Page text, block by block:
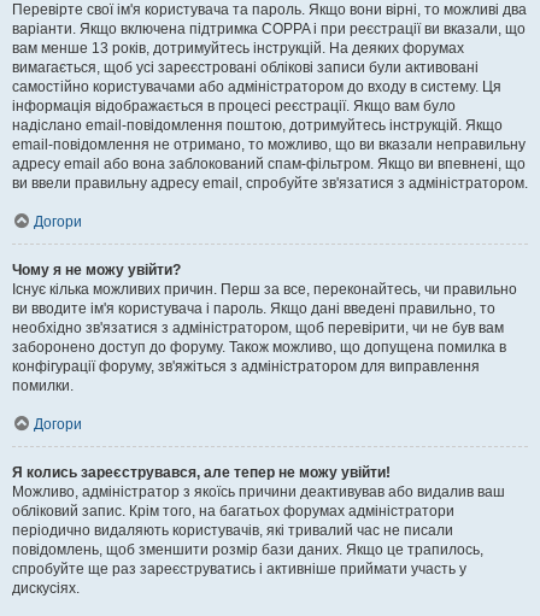
Перевірте свої ім'я користувача та пароль. Якщо вони вірні, то можливі два
варіанти. Якщо включена підтримка COPPA і при реєстрації ви вказали, що
вам менше 13 років, дотримуйтесь інструкцій. На деяких форумах
вимагається, щоб усі зареєстровані облікові записи були активовані
самостійно користувачами або адміністратором до входу в систему. Ця
інформація відображається в процесі реєстрації. Якщо вам було
надіслано email-повідомлення поштою, дотримуйтесь інструкцій. Якщо
email-повідомлення не отримано, то можливо, що ви вказали неправильну
адресу email або вона заблокований спам-фільтром. Якщо ви впевнені, що
ви ввели правильну адресу email, спробуйте зв'язатися з адміністратором.
Догори
Чому я не можу увійти?
Існує кілька можливих причин. Перш за все, переконайтесь, чи правильно
ви вводите ім'я користувача і пароль. Якщо дані введені правильно, то
необхідно зв'язатися з адміністратором, щоб перевірити, чи не був вам
заборонено доступ до форуму. Також можливо, що допущена помилка в
конфігурації форуму, зв'яжіться з адміністратором для виправлення
помилки.
Догори
Я колись зареєструвався, але тепер не можу увійти!
Можливо, адміністратор з якоїсь причини деактивував або видалив ваш
обліковий запис. Крім того, на багатьох форумах адміністратори
періодично видаляють користувачів, які тривалий час не писали
повідомлень, щоб зменшити розмір бази даних. Якщо це трапилось,
спробуйте ще раз зареєструватись і активніше приймати участь у
дискусіях.